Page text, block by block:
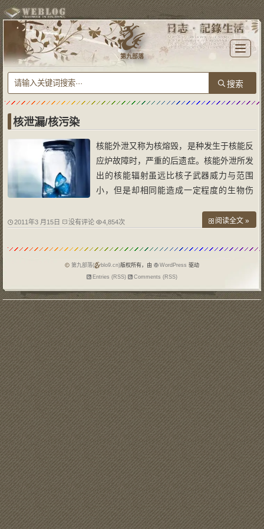
T
o
l
e
n
i
n
第九部落
核泄漏/核污染
核能外泄又称为核熔毁，是种发生于核能反
应炉故障时，严重的后遗症。核能外泄所发
出的核能辐射虽远比核子武器威力与范围
小，但是却相同能造成一定程度的生物伤
就是核子反应炉核心冷却系统故障，导致控
定全然包括核子灾害，但是已经是已知
2011年3 月15日 没有评论 4,854次 阅读全文 »
第九部落( blo9.cn)版权所有，由 WordPress 驱动
Entries (RSS)
Comments (RSS)